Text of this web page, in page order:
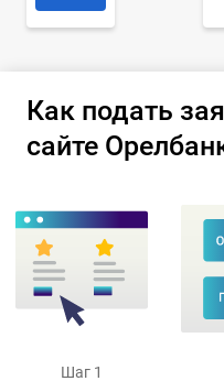
Как подать
сайте
Шаг 1